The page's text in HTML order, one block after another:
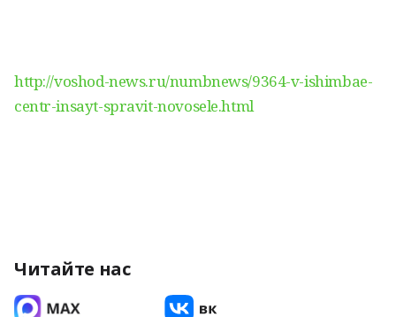
http://voshod-news.ru/numbnews/9364-v-ishimbae-
centr-insayt-spravit-novosele.html
Читайте нас